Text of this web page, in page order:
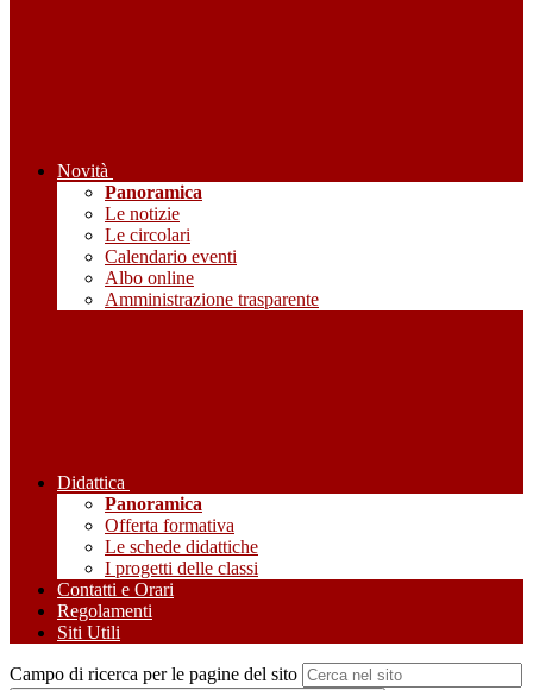
Novità
Panoramica
Le notizie
Le circolari
Calendario eventi
Albo online
Amministrazione trasparente
Didattica
Panoramica
Offerta formativa
Le schede didattiche
I progetti delle classi
Contatti e Orari
Regolamenti
Siti Utili
Campo di ricerca per le pagine del sito